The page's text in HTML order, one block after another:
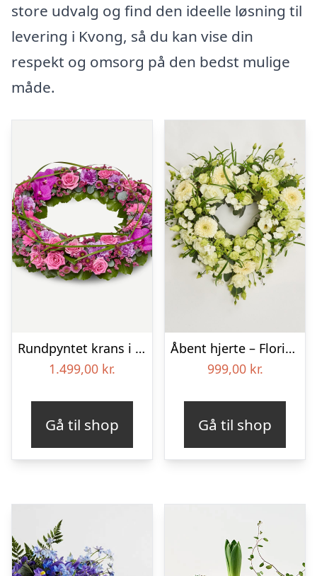
store udvalg og find den ideelle løsning til
levering i Kvong, så du kan vise din
respekt og omsorg på den bedst mulige
måde.
Rundpyntet krans i klassisk stil – pink
1.499,00 kr.
Gå til shop
Åbent hjerte – Floristens kreative valg
999,00 kr.
Gå til shop